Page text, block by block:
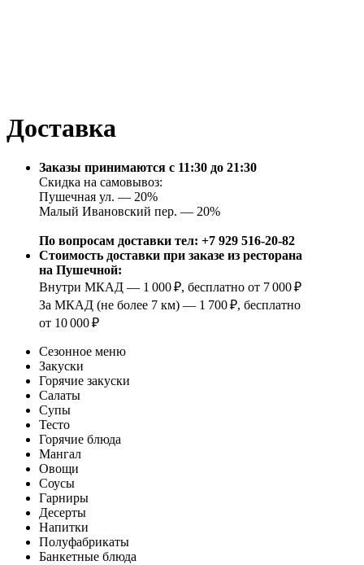
Доставка
Заказы принимаются с 11:30 до 21:30
Скидка на самовывоз:
Пушечная ул. — 20%
Малый Ивановский пер. — 20%
По вопросам доставки тел: +7 929 516-20-82
Стоимость доставки при заказе из ресторана
на Пушечной:
Внутри МКАД — 1 000 ₽, бесплатно от 7 000 ₽
За МКАД (не более 7 км) — 1 700 ₽, бесплатно
от 10 000 ₽
Сезонное меню
Закуски
Горячие закуски
Салаты
Супы
Тесто
Горячие блюда
Мангал
Овощи
Соусы
Гарниры
Десерты
Напитки
Полуфабрикаты
Банкетные блюда